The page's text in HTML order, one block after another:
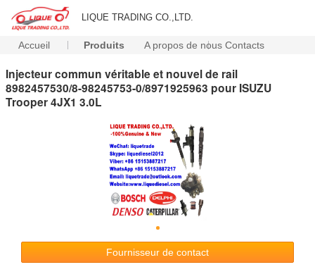
LIQUE TRADING CO.,LTD.
Accueil Produits A propos de nous Contacts
Injecteur commun véritable et nouvel de rail
8982457530/8-98245753-0/8971925963 pour ISUZU
Trooper 4JX1 3.0L
Fournisseur de contact